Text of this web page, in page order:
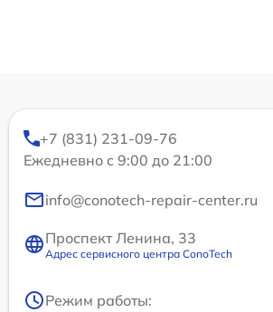
+7 (831) 231-09-76
Ежедневно с 9:00 до 21:00
info@conotech-repair-center.ru
Проспект Ленина, 33
Адрес сервисного центра ConoTech
Режим работы: